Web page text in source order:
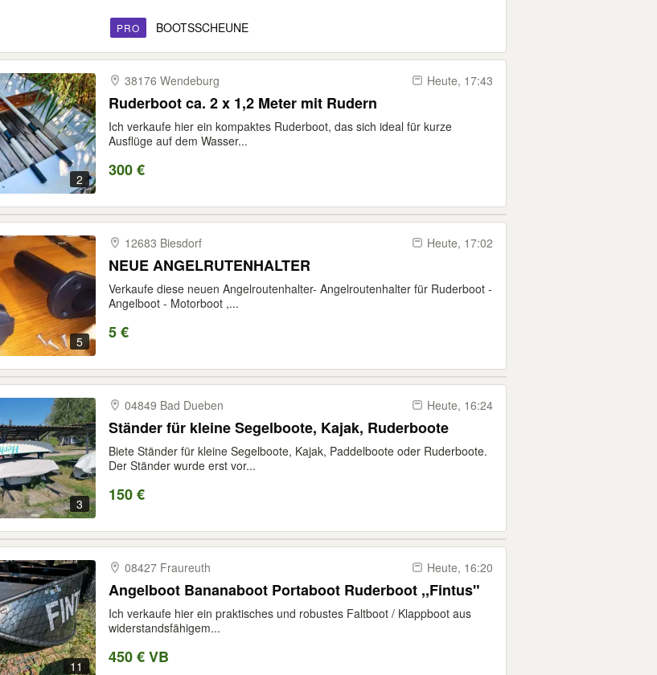
PRO BOOTSSCHEUNE
2
38176 Wendeburg Heute, 17:43
Ruderboot ca. 2 x 1,2 Meter mit Rudern
Ich verkaufe hier ein kompaktes Ruderboot, das sich ideal für kurze
Ausflüge auf dem Wasser...
300 €
5
12683 Biesdorf Heute, 17:02
NEUE ANGELRUTENHALTER
Verkaufe diese neuen Angelroutenhalter- Angelroutenhalter für Ruderboot -
Angelboot - Motorboot ,...
5 €
3
04849 Bad Dueben Heute, 16:24
Ständer für kleine Segelboote, Kajak, Ruderboote
Biete Ständer für kleine Segelboote, Kajak, Paddelboote oder Ruderboote.
Der Ständer wurde erst vor...
150 €
11
08427 Fraureuth Heute, 16:20
Angelboot Bananaboot Portaboot Ruderboot ,,Fintus"
Ich verkaufe hier ein praktisches und robustes Faltboot / Klappboot aus
widerstandsfähigem...
450 € VB